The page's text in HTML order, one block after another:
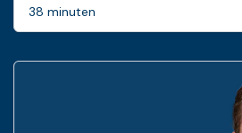
38 minuten